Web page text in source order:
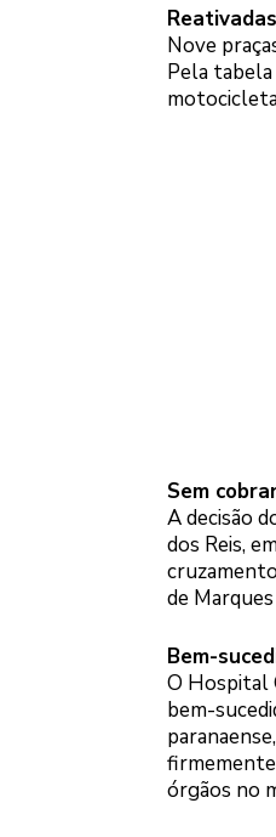
Reativadas
Nove
Pela
Sem
A decisão
dos Reis,
de
Bem-
O Hospital
bem-
órgãos no